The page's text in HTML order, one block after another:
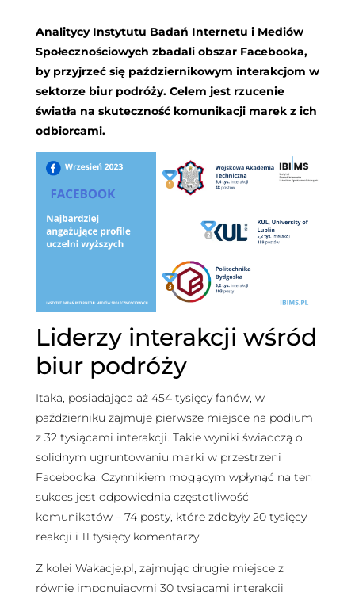
Analitycy Instytutu Badań Internetu i Mediów
Społecznościowych zbadali obszar Facebooka,
by przyjrzeć się październikowym interakcjom w
sektorze biur podróży. Celem jest rzucenie
światła na skuteczność komunikacji marek z ich
odbiorcami.
Liderzy interakcji wśród
biur podróży
Itaka, posiadająca aż 454 tysięcy fanów, w
październiku zajmuje pierwsze miejsce na podium
z 32 tysiącami interakcji. Takie wyniki świadczą o
solidnym ugruntowaniu marki w przestrzeni
Facebooka. Czynnikiem mogącym wpłynąć na ten
sukces jest odpowiednia częstotliwość
komunikatów – 74 posty, które zdobyły 20 tysięcy
reakcji i 11 tysięcy komentarzy.
Z kolei Wakacje.pl, zajmując drugie miejsce z
równie imponującymi 30 tysiącami interakcji